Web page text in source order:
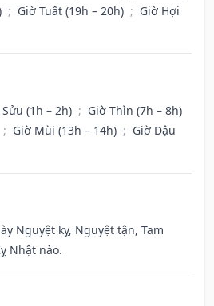
; Giờ Tuất (19h – 20h) ; Giờ Hợi
(1h – 2h) ; Giờ Thìn (7h – 8h)
; Giờ Mùi (13h – 14h) ; Giờ Dậu
Nguyệt kỵ, Nguyệt tận, Tam
Nhật nào.